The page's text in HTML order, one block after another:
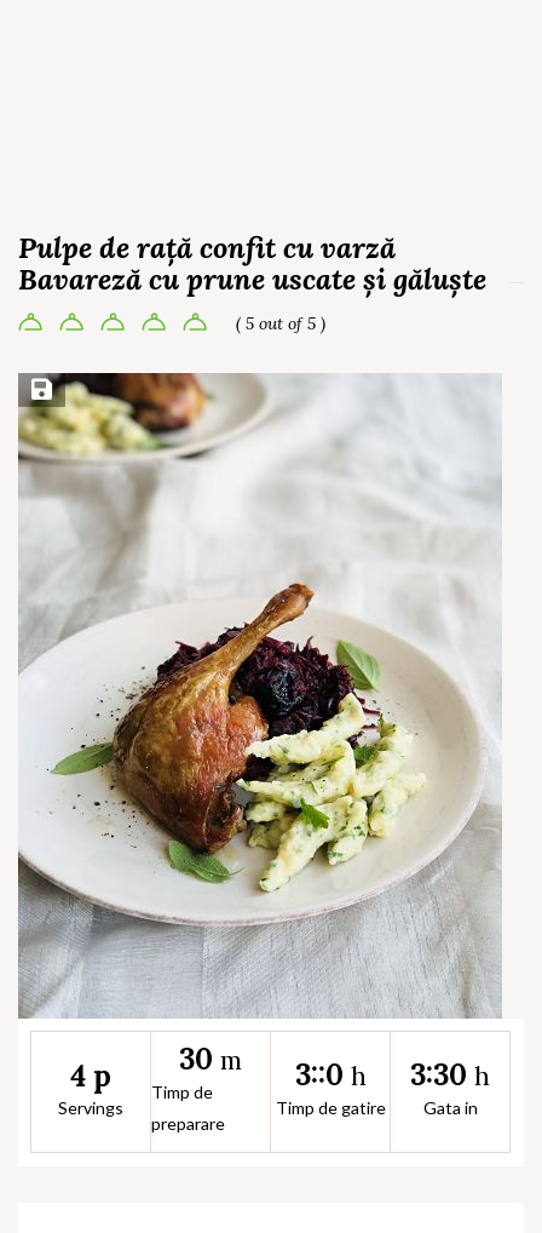
Pulpe de rață confit cu varză
Bavareză cu prune uscate și găluște
( 5 out of 5 )
Save Recipe
4 p
Servings
30 m
Timp de
preparare
3::0 h
Timp de gatire
3:30 h
Gata in